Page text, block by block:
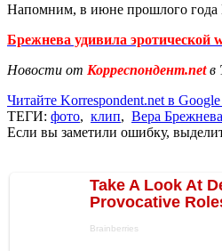
Напомним, в июне прошлого
Брежнева удивила эротической
Новости от Корреспондент.netв
Читайте Korrespondent.net в
ТЕГИ: фото, клип, Вера Брежнева
Если вы заметили ошибку,